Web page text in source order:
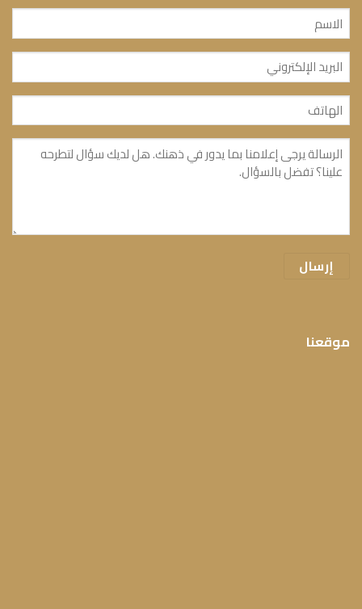
الاسم
(مطلوب)
البريد
الإلكتروني
(مطلوب)
الهاتف
(مطلوب)
الرسالة
(مطلوب)
موقعنا